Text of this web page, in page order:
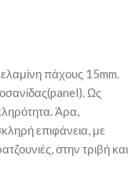
πάχους 15mm.
Ως
Άρα,
επιφάνεια, με
στην τριβή και